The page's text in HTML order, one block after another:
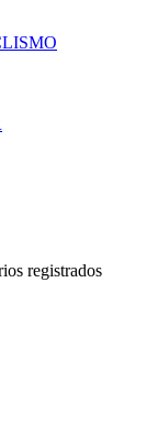
registrados